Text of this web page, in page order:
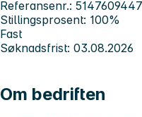
Referansenr.: 5147609447
Stillingsprosent: 100%
Fast
Søknadsfrist: 03.08.2026
Om bedriften